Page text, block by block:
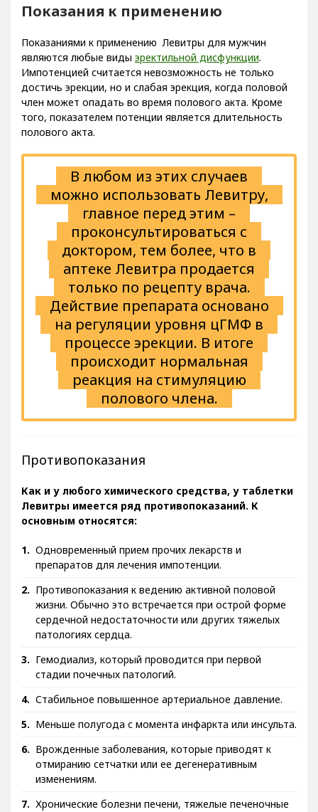
Показания к применению
Показаниями к применению Левитры для мужчин
являются любые виды эректильной дисфункции.
Импотенцией считается невозможность не только
достичь эрекции, но и слабая эрекция, когда половой
член может опадать во время полового акта. Кроме
того, показателем потенции является длительность
полового акта.
В любом из этих случаев
можно использовать Левитру,
главное перед этим –
проконсультироваться с
доктором, тем более, что в
аптеке Левитра продается
только по рецепту врача.
Действие препарата основано
на регуляции уровня цГМФ в
процессе эрекции. В итоге
происходит нормальная
реакция на стимуляцию
полового члена.
Противопоказания
Как и у любого химического средства, у таблетки
Левитры имеется ряд противопоказаний. К
основным относятся:
Одновременный прием прочих лекарств и
препаратов для лечения импотенции.
Противопоказания к ведению активной половой
жизни. Обычно это встречается при острой форме
сердечной недостаточности или других тяжелых
патологиях сердца.
Гемодиализ, который проводится при первой
стадии почечных патологий.
Стабильное повышенное артериальное давление.
Меньше полугода с момента инфаркта или инсульта.
Врожденные заболевания, которые приводят к
отмиранию сетчатки или ее дегенеративным
изменениям.
Хронические болезни печени, тяжелые печеночные